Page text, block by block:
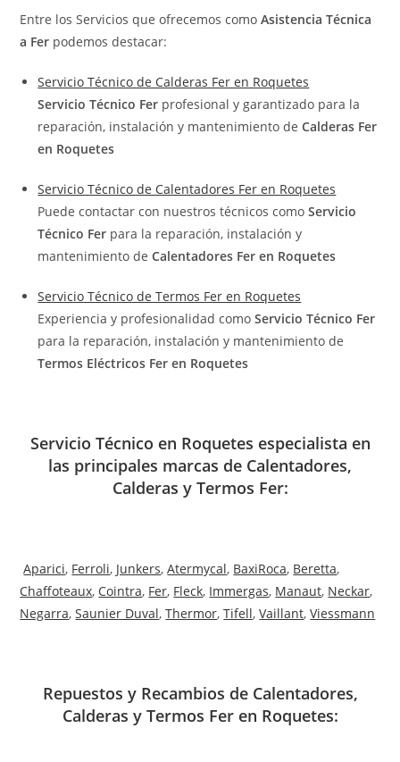
Entre los Servicios que ofrecemos comoAsistencia Técnica
a Fer podemos destacar:
Servicio Técnico de Calderas Fer en Roquetes
Servicio Técnico Fer profesional y garantizado para la
reparación, instalación y mantenimiento deCalderas Fer
en Roquetes
Servicio Técnico de Calentadores Fer en Roquetes
Puede contactar con nuestros técnicos comoServicio
Técnico Fer para la reparación, instalación y
mantenimiento deCalentadores Fer en Roquetes
Servicio Técnico de Termos Fer en Roquetes
Experiencia y profesionalidad comoServicio Técnico Fer
para la reparación, instalación y mantenimiento de
Termos Eléctricos Fer en Roquetes
Servicio Técnico en Roquetes especialista en
las principales marcas de Calentadores,
Calderas y Termos Fer:
Aparici, Ferroli, Junkers,Atermycal, BaxiRoca, Beretta,
Chaffoteaux, Cointra, Fer, Fleck, Immergas, Manaut, Neckar,
Negarra,Saunier Duval,Thermor,Tifell,Vaillant,Viessmann
Repuestos y Recambios de Calentadores,
Calderas y Termos Fer en Roquetes: